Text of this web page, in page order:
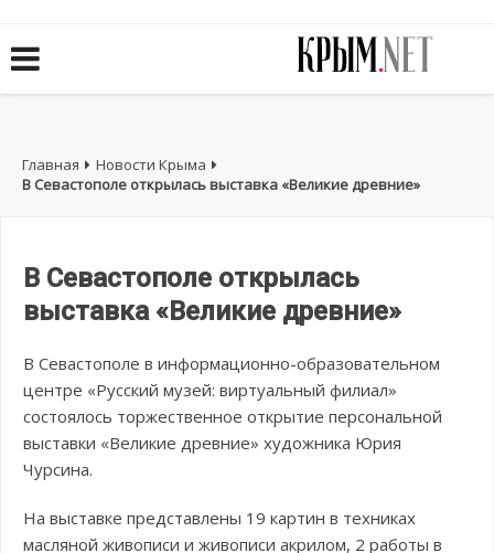
Главная
Новости Крыма
В Севастополе открылась выставка «Великие древние»
В Севастополе открылась
выставка «Великие древние»
В Севастополе в информационно-образовательном
центре «Русский музей: виртуальный филиал»
состоялось торжественное открытие персональной
выставки «Великие древние» художника Юрия
Чурсина.
На выставке представлены 19 картин в техниках
масляной живописи и живописи акрилом, 2 работы в